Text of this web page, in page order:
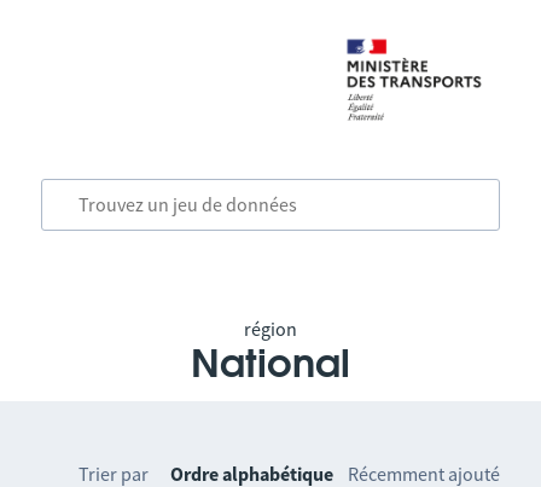
région
National
Trier par Ordre alphabétique Récemment ajouté